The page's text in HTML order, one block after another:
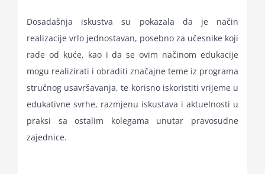
Dosadašnja iskustva su pokazala da je način
realizacije vrlo jednostavan, posebno za učesnike koji
rade od kuće, kao i da se ovim načinom edukacije
mogu realizirati i obraditi značajne teme iz programa
stručnog usavršavanja, te korisno iskoristiti vrijeme u
edukativne svrhe, razmjenu iskustava i aktuelnosti u
praksi sa ostalim kolegama unutar pravosudne
zajednice.